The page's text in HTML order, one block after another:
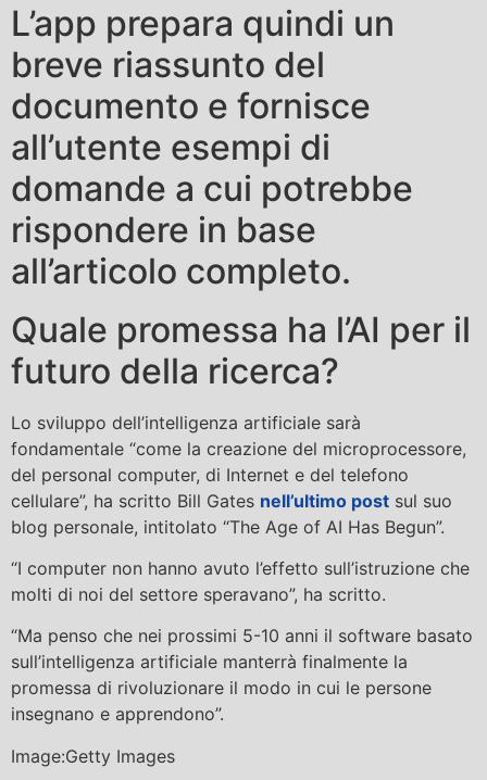
L’app prepara quindi un
breve riassunto del
documento e fornisce
all’utente esempi di
domande a cui potrebbe
rispondere in base
all’articolo completo.
Quale promessa ha l’AI per il
futuro della ricerca?
Lo sviluppo dell’intelligenza artificiale sarà
fondamentale “come la creazione del microprocessore,
del personal computer, di Internet e del telefono
cellulare”, ha scritto Bill Gates nell’ultimo post sul suo
blog personale, intitolato “The Age of AI Has Begun”.
“I computer non hanno avuto l’effetto sull’istruzione che
molti di noi del settore speravano”, ha scritto.
“Ma penso che nei prossimi 5-10 anni il software basato
sull’intelligenza artificiale manterrà finalmente la
promessa di rivoluzionare il modo in cui le persone
insegnano e apprendono”.
Image:Getty Images